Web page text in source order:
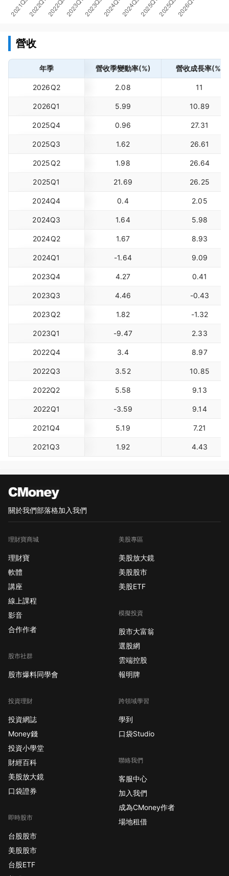
營收
年季 營收季變動率(%) 營收成長率(%)
2026Q2 2.08 11
2026Q1 5.99 10.89
2025Q4 0.96 27.31
2025Q3 1.62 26.61
2025Q2 1.98 26.64
2025Q1 21.69 26.25
2024Q4 0.4 2.05
2024Q3 1.64 5.98
2024Q2 1.67 8.93
2024Q1 -1.64 9.09
2023Q4 4.27 0.41
2023Q3 4.46 -0.43
2023Q2 1.82 -1.32
2023Q1 -9.47 2.33
2022Q4 3.4 8.97
2022Q3 3.52 10.85
2022Q2 5.58 9.13
2022Q1 -3.59 9.14
2021Q4 5.19 7.21
2021Q3 1.92 4.43
關於我們部落格加入我們
理財寶商城
理財寶
軟體
講座
線上課程
影音
合作作者
股市社群
股市爆料同學會
投資理財
投資網誌
Money錢
投資小學堂
財經百科
美股放大鏡
口袋證券
即時股市
台股股市
美股股市
台股ETF
美股專區
美股放大鏡
美股股市
美股ETF
模擬投資
股市大富翁
選股網
雲端控股
報明牌
跨領域學習
學到
口袋Studio
聯絡我們
客服中心
加入我們
成為CMoney作者
場地租借